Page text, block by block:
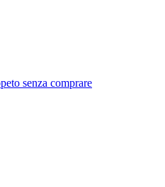
senza comprare